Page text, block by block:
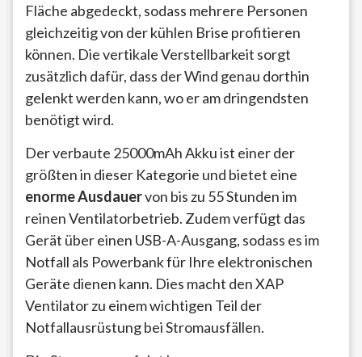
Fläche abgedeckt, sodass mehrere Personen
gleichzeitig von der kühlen Brise profitieren
können. Die vertikale Verstellbarkeit sorgt
zusätzlich dafür, dass der Wind genau dorthin
gelenkt werden kann, wo er am dringendsten
benötigt wird.
Der verbaute 25000mAh Akku ist einer der
größten in dieser Kategorie und bietet eine
enorme Ausdauervon bis zu 55 Stunden im
reinen Ventilatorbetrieb. Zudem verfügt das
Gerät über einen USB-A-Ausgang, sodass es im
Notfall als Powerbank für Ihre elektronischen
Geräte dienen kann. Dies macht den XAP
Ventilator zu einem wichtigen Teil der
Notfallausrüstung bei Stromausfällen.